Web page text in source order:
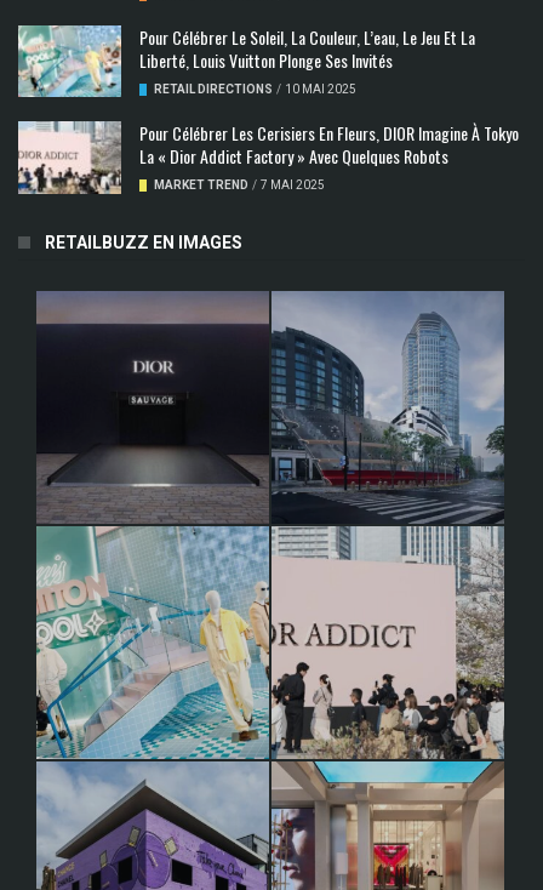
Pour Célébrer Le Soleil, La Couleur, L’eau, Le Jeu Et La
Liberté, Louis Vuitton Plonge Ses Invités
RETAIL DIRECTIONS / 10 MAI 2025
Pour Célébrer Les Cerisiers En Fleurs, DIOR Imagine À Tokyo
La « Dior Addict Factory » Avec Quelques Robots
MARKET TREND / 7 MAI 2025
RETAILBUZZ EN IMAGES